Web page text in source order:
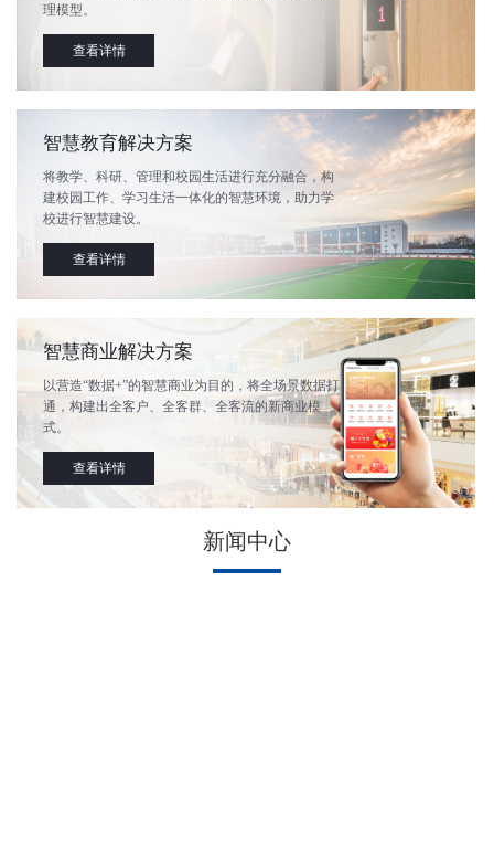
理模型。
查看详情
智慧教育解决方案
将教学、科研、管理和校园生活进行充分融合，构
建校园工作、学习生活一体化的智慧环境，助力学
校进行智慧建设。
查看详情
智慧商业解决方案
以营造“数据+”的智慧商业为目的，将全场景数据打
通，构建出全客户、全客群、全客流的新商业模
式。
查看详情
新闻中心